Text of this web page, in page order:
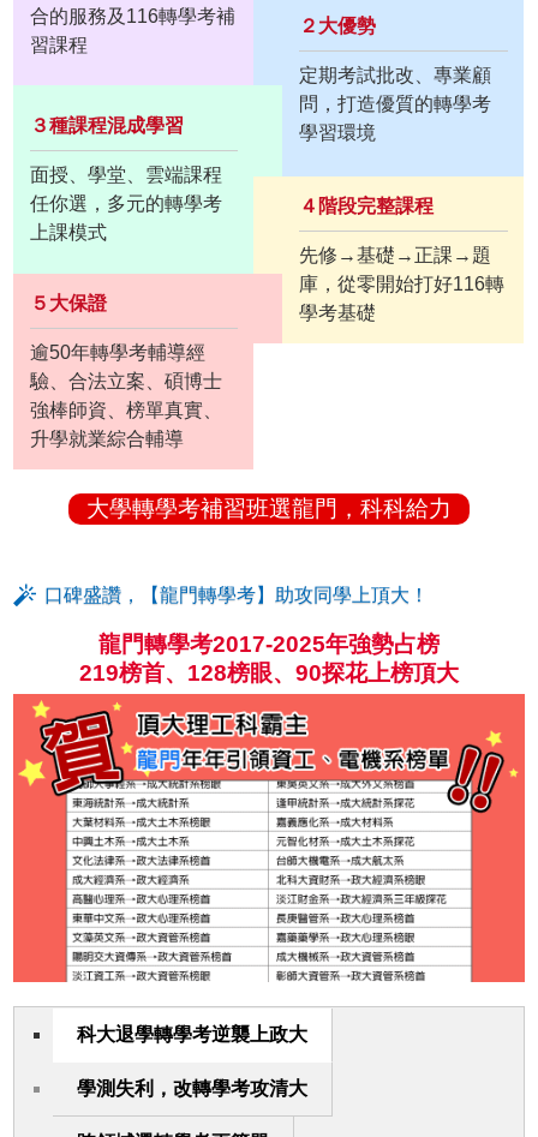
合的服務及116轉學考補
習課程
２大優勢
定期考試批改、專業顧
問，打造優質的轉學考
學習環境
３種課程混成學習
面授、學堂、雲端課程
任你選，多元的轉學考
上課模式
４階段完整課程
先修→基礎→正課→題
庫，從零開始打好116轉
學考基礎
５大保證
逾50年轉學考輔導經
驗、合法立案、碩博士
強棒師資、榜單真實、
升學就業綜合輔導
大學轉學考補習班選龍門，科科給力
口碑盛讚，【龍門轉學考】助攻同學上頂大！
龍門轉學考2017-2025年強勢占榜
219榜首、128榜眼、90探花上榜頂大
科大退學轉學考逆襲上政大
學測失利，改轉學考攻清大